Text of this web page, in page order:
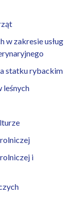
w zakresie usług
statku rybackim
leśnych
i